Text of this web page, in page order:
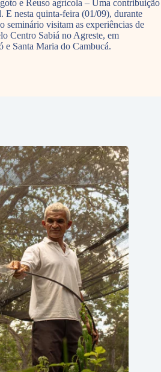
e Reuso agrícola – Uma contribuição
E nesta quinta-feira (01/09), durante
seminário visitam as experiências de
Centro Sabiá no Agreste, em
e Santa Maria do Cambucá.